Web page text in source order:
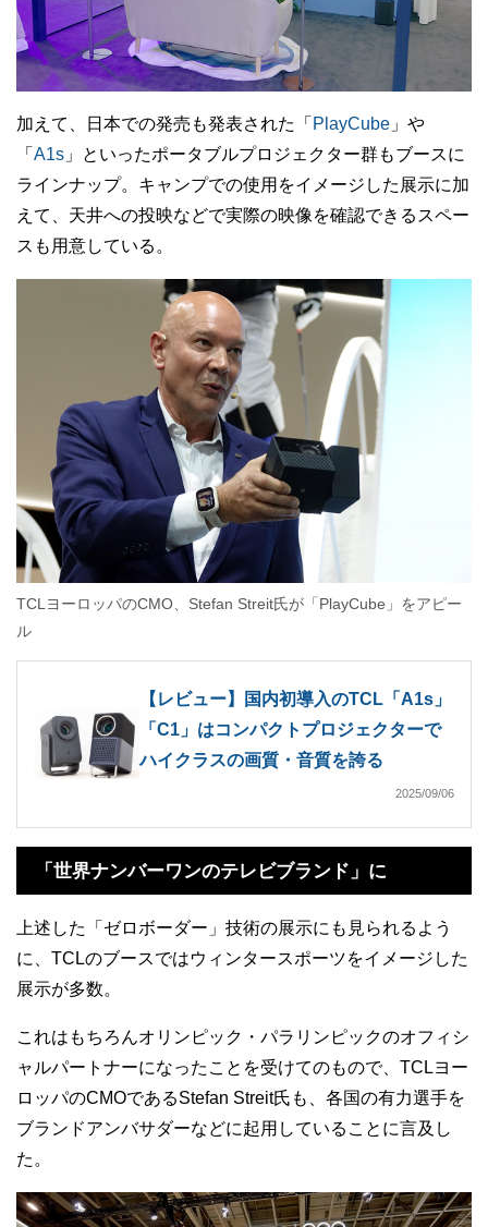
加えて、日本での発売も発表された「 PlayCube 」や
「 A1s 」といったポータブルプロジェクター群もブースに
ラインナップ。キャンプでの使用をイメージした展示に加
えて、天井への投映などで実際の映像を確認できるスペー
スも用意している。
TCLヨーロッパのCMO、Stefan Streit氏が「PlayCube」をアピー
ル
【レビュー】国内初導入のTCL「A1s」
「C1」はコンパクトプロジェクターで
ハイクラスの画質・音質を誇る
2025/09/06
「世界ナンバーワンのテレビブランド」に
上述した「ゼロボーダー」技術の展示にも見られるよう
に、TCLのブースではウィンタースポーツをイメージした
展示が多数。
これはもちろんオリンピック・パラリンピックのオフィシ
ャルパートナーになったことを受けてのもので、TCLヨー
ロッパのCMOであるStefan Streit氏も、各国の有力選手を
ブランドアンバサダーなどに起用していることに言及し
た。